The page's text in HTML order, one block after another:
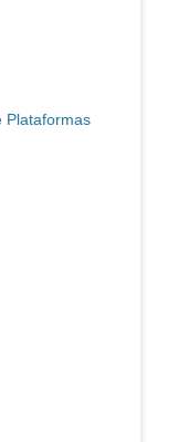
Plataformas